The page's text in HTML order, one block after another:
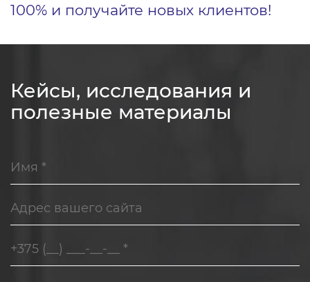
100% и получайте новых клиентов!
Кейсы, исследования и
полезные материалы